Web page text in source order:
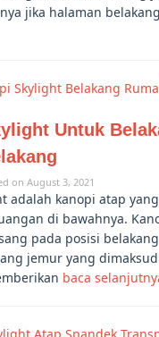
jika halaman
Untuk
on August 3, 2021
adalah kanopi atap
di bawahnya.
pada posisi
jemur yang
baca